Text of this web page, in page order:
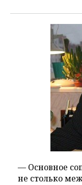
— Основное
не столько